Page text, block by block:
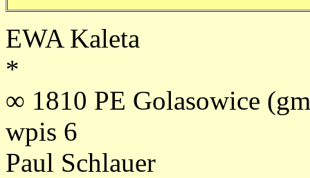
EWA Kaleta
*
∞ 1810 PE Golasowice
wpis 6
Paul Schlauer